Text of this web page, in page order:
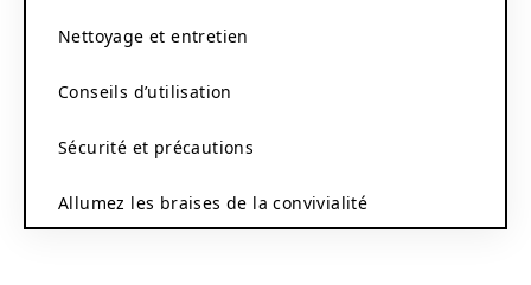
Nettoyage et entretien
Conseils d’utilisation
Sécurité et précautions
Allumez les braises de la convivialité